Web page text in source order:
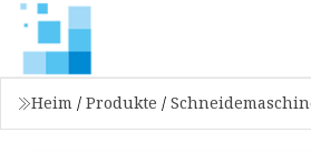
Heim / Produkte /